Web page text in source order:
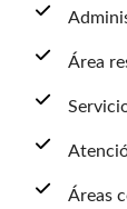
Área
Áreas